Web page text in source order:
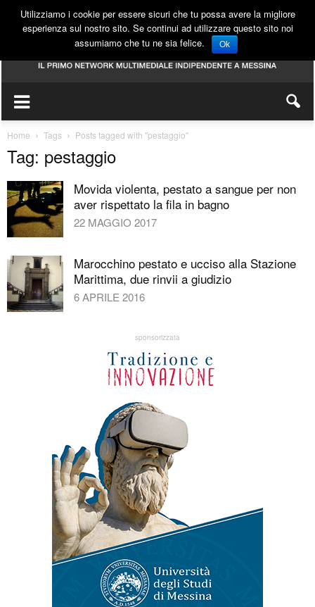
Home Tags Posts tagged with "pestaggio"
Tag: pestaggio
Movida violenta, pestato a sangue per non
aver rispettato la fila in bagno
22 MAGGIO 2017
Marocchino pestato e ucciso alla Stazione
Marittima, due rinvii a giudizio
6 APRILE 2016
sponsorizzata
Utilizziamo i cookie per essere sicuri che tu possa avere la migliore
esperienza sul nostro sito. Se continui ad utilizzare questo sito noi
assumiamo che tu ne sia felice.
Ok